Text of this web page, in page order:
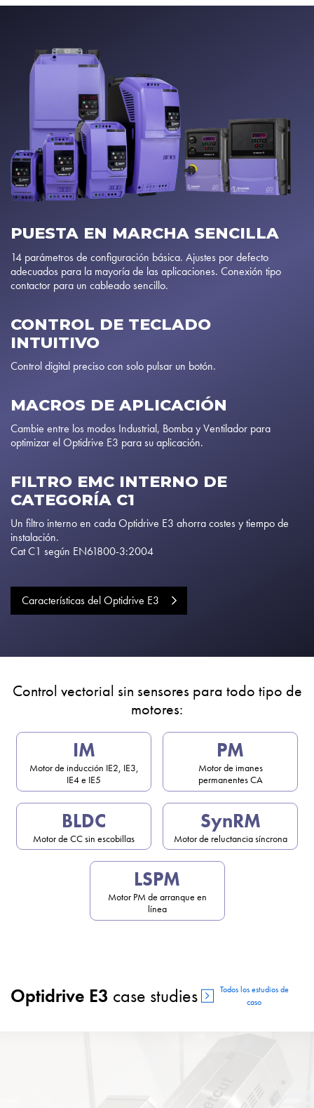
PUESTA EN MARCHA SENCILLA
14 parámetros de configuración básica. Ajustes por defecto
adecuados para la mayoría de las aplicaciones. Conexión tipo
contactor para un cableado sencillo.
CONTROL DE TECLADO
INTUITIVO
Control digital preciso con solo pulsar un botón.
MACROS DE APLICACIÓN
Cambie entre los modos Industrial, Bomba y Ventilador para
optimizar el Optidrive E3 para su aplicación.
FILTRO EMC INTERNO DE
CATEGORÍA C1
Un filtro interno en cada Optidrive E3 ahorra costes y tiempo de
instalación.
Cat C1 según EN61800-3:2004
Características del Optidrive E3
Control vectorial sin sensores para todo tipo de
motores:
IM
Motor de inducción IE2, IE3,
IE4 e IE5
PM
Motor de imanes
permanentes CA
BLDC
Motor de CC sin escobillas
SynRM
Motor de reluctancia síncrona
LSPM
Motor PM de arranque en
línea
Optidrive E3 case studies
Todos los estudios de
caso